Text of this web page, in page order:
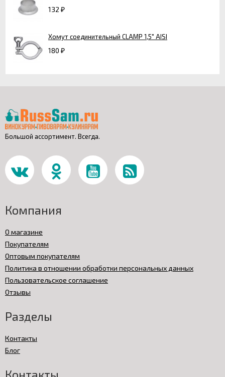
132 ₽
Хомут соединительный CLAMP 1,5" AISI
180 ₽
Большой ассортимент. Всегда.
Компания
О магазине
Покупателям
Оптовым покупателям
Политика в отношении обработки персональных данных
Пользовательское соглашение
Отзывы
Разделы
Контакты
Блог